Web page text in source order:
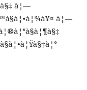
à¦—
à¦—